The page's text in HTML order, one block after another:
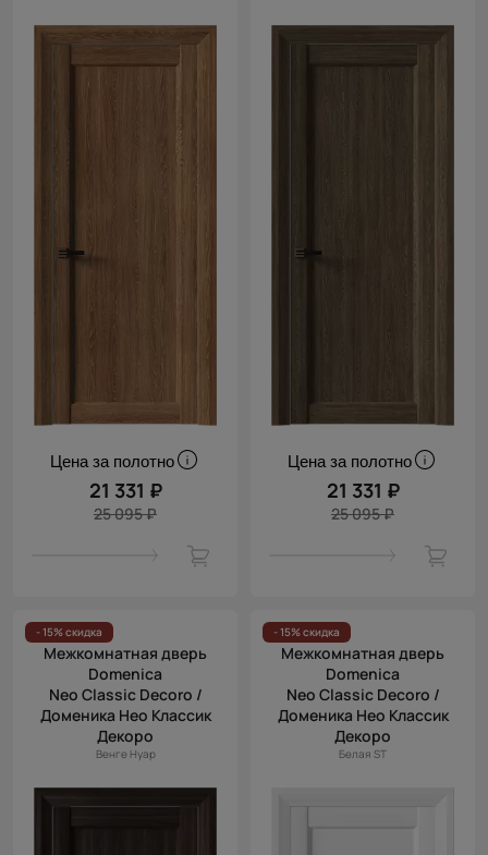
Цена за полотно
21 331 ₽
25 095 ₽
Цена за полотно
21 331 ₽
25 095 ₽
- 15% скидка
Межкомнатная дверь
Domenica
Neo Classic Decoro /
Доменика Нео Классик
Декоро
Венге Нуар
- 15% скидка
Межкомнатная дверь
Domenica
Neo Classic Decoro /
Доменика Нео Классик
Декоро
Белая ST